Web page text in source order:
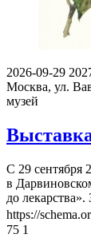
2026-09-29
Москва, ул.
музей
С 29 сентября
в
до
https://
75 1